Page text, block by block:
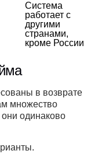
Система
работает с
другими
странами,
кроме России
в возврате
множество
одинаково